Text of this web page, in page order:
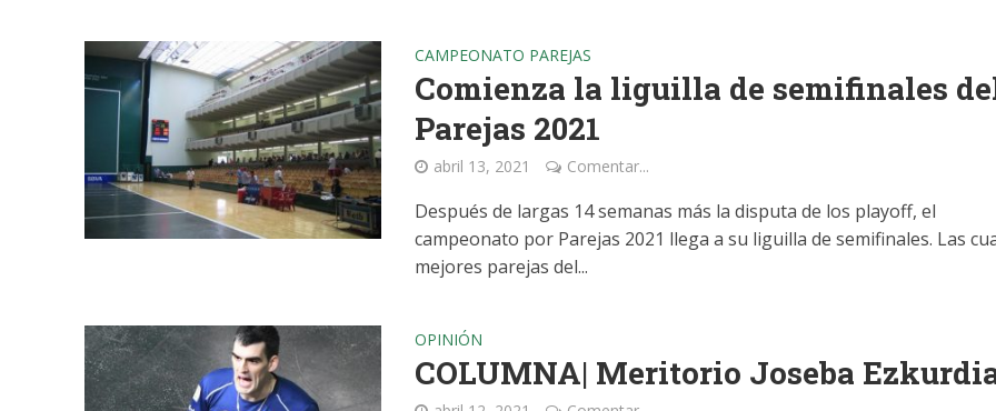
CAMPEONATO PAREJAS
Comienza la liguilla de semifinales
Parejas 2021
abril 13, 2021 Comentar...
Después de largas 14 semanas más la disputa de los playoff, el
campeonato por Parejas 2021 llega a su liguilla de semifinales. Las
mejores parejas del...
OPINIÓN
COLUMNA| Meritorio Joseba